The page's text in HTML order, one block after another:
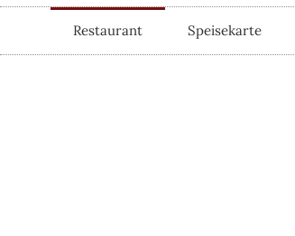
Restaurant Speisekarte